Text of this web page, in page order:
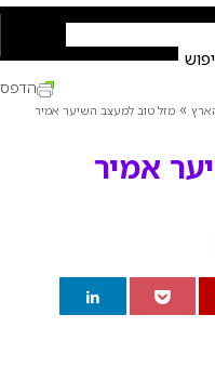
» מזל טוב למעצב השיער אמיר
אמיר
הדפס